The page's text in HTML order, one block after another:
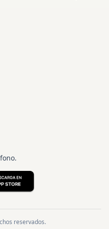
reservados.